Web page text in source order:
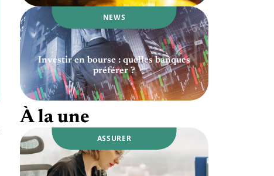
NEWS
Investir en bourse : quelles banques
préférer ?
À la une
ASSURER